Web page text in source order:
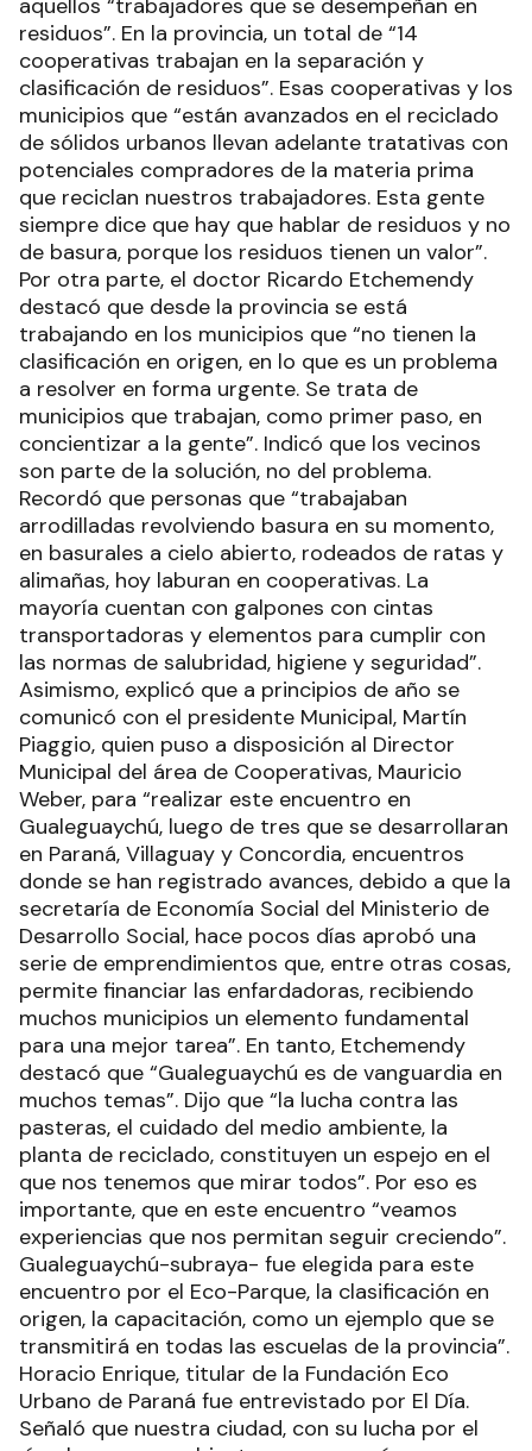
aquellos “trabajadores que se desempeñan en
residuos”. En la provincia, un total de “14
cooperativas trabajan en la separación y
clasificación de residuos”. Esas cooperativas y los
municipios que “están avanzados en el reciclado
de sólidos urbanos llevan adelante tratativas con
potenciales compradores de la materia prima
que reciclan nuestros trabajadores. Esta gente
siempre dice que hay que hablar de residuos y no
de basura, porque los residuos tienen un valor”.
Por otra parte, el doctor Ricardo Etchemendy
destacó que desde la provincia se está
trabajando en los municipios que “no tienen la
clasificación en origen, en lo que es un problema
a resolver en forma urgente. Se trata de
municipios que trabajan, como primer paso, en
concientizar a la gente”. Indicó que los vecinos
son parte de la solución, no del problema.
Recordó que personas que “trabajaban
arrodilladas revolviendo basura en su momento,
en basurales a cielo abierto, rodeados de ratas y
alimañas, hoy laburan en cooperativas. La
mayoría cuentan con galpones con cintas
transportadoras y elementos para cumplir con
las normas de salubridad, higiene y seguridad”.
Asimismo, explicó que a principios de año se
comunicó con el presidente Municipal, Martín
Piaggio, quien puso a disposición al Director
Municipal del área de Cooperativas, Mauricio
Weber, para “realizar este encuentro en
Gualeguaychú, luego de tres que se desarrollaran
en Paraná, Villaguay y Concordia, encuentros
donde se han registrado avances, debido a que la
secretaría de Economía Social del Ministerio de
Desarrollo Social, hace pocos días aprobó una
serie de emprendimientos que, entre otras cosas,
permite financiar las enfardadoras, recibiendo
muchos municipios un elemento fundamental
para una mejor tarea”. En tanto, Etchemendy
destacó que “Gualeguaychú es de vanguardia en
muchos temas”. Dijo que “la lucha contra las
pasteras, el cuidado del medio ambiente, la
planta de reciclado, constituyen un espejo en el
que nos tenemos que mirar todos”. Por eso es
importante, que en este encuentro “veamos
experiencias que nos permitan seguir creciendo”.
Gualeguaychú-subraya- fue elegida para este
encuentro por el Eco-Parque, la clasificación en
origen, la capacitación, como un ejemplo que se
transmitirá en todas las escuelas de la provincia”.
Horacio Enrique, titular de la Fundación Eco
Urbano de Paraná fue entrevistado por El Día.
Señaló que nuestra ciudad, con su lucha por el